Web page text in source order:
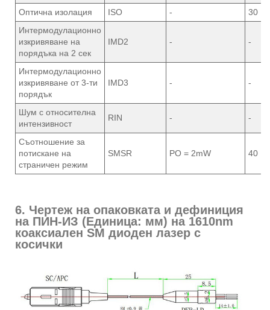
Оптична изолация ISO -
30
Интермодулационно
изкривяване на
порядъка на 2 сек
IMD2 - -
Интермодулационно
изкривяване от 3-ти
порядък
IMD3 - -
Шум с относителна
интензивност
RIN - -
Съотношение за
потискане на
страничен режим
SMSR PO = 2mW 40
6. Чертеж на опаковката и дефиниция
на ПИН-ИЗ (Единица: мм) на 1610nm
коаксиален SM диоден лазер с
косички